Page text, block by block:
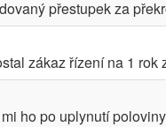
přestupek za
zákaz řízení na 1
ho po uplynutí